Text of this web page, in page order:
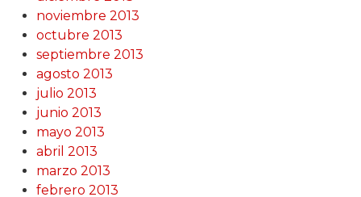
noviembre 2013
octubre 2013
septiembre 2013
agosto 2013
julio 2013
junio 2013
mayo 2013
abril 2013
marzo 2013
febrero 2013